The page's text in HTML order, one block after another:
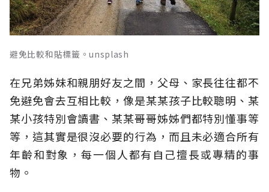
避免比較和貼標籤。unsplash
在兄弟姊妹和親朋好友之間，父母、家長往往都不
免避免會去互相比較，像是某某孩子比較聰明、某
某小孩特別會讀書、某某哥哥姊姊們都特別懂事等
等，這其實是很沒必要的行為，而且未必適合所有
年齡和對象，每一個人都有自己擅長或專精的事
物。